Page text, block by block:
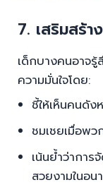
7. เสริมสร้า
เด็กบางคนอาจรู้
ความมั่นใจโดย:
ชี้ให้เห็นคนดั
ชมเชยเมื่อพ
เน้นย้ำว่ากา
สวยงามในอน